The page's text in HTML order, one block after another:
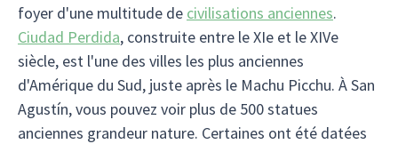
foyer d'une multitude de civilisations anciennes.
Ciudad Perdida, construite entre le XIe et le XIVe
siècle, est l'une des villes les plus anciennes
d'Amérique du Sud, juste après le Machu Picchu. À San
Agustín, vous pouvez voir plus de 500 statues
anciennes grandeur nature. Certaines ont été datées